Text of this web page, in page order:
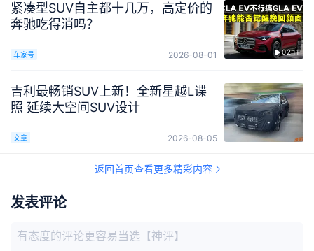
02:11
紧凑型SUV自主都十几万，高定价的
奔驰吃得消吗？
2026-08-01
车家号
吉利最畅销SUV上新！全新星越L谍
照 延续大空间SUV设计
2026-08-05
文章
返回首页查看更多精彩内容
发表评论